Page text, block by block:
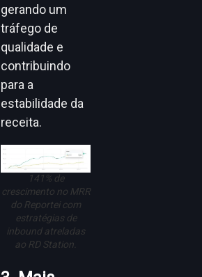
gerando um
tráfego de
qualidade e
contribuindo
para a
estabilidade da
receita.
141% de
crescimento no MRR
do Reportei com
estratégias de
inbound atreladas
ao RD Station.